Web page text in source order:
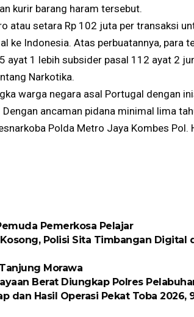
kurir barang haram tersebut.
atau setara Rp 102 juta per transaksi
ke Indonesia. Atas perbuatannya, para
ayat 1 lebih subsider pasal 112 ayat 2
Narkotika.
warga negara asal Portugal dengan
ancaman pidana minimal lima
Polda Metro Jaya Kombes Pol.
Pemerkosa Pelajar
Polisi Sita Timbangan Digital
Morawa
Berat Diungkap Polres
dan Hasil Operasi Pekat Toba 2026,